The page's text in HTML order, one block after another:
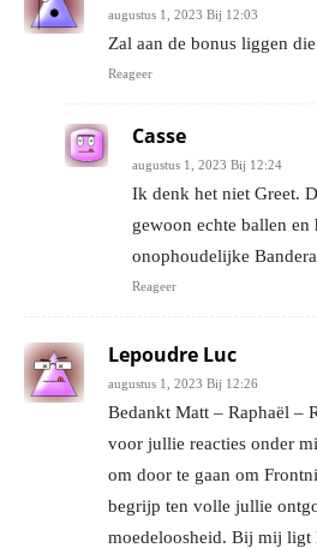
augustus 1, 2023 Bij 12:03
Zal aan de bonus liggen
Reageer
Casse
augustus 1, 2023 Bij 12:24
Ik denk het niet Greet.
gewoon echte ballen en
onophoudelijke
Reageer
Lepoudre Luc
augustus 1, 2023 Bij 12:26
Bedankt Matt – Raphaël –
voor jullie reacties onder
om door te gaan om
begrijp ten volle jullie
moedeloosheid. Bij mij ligt